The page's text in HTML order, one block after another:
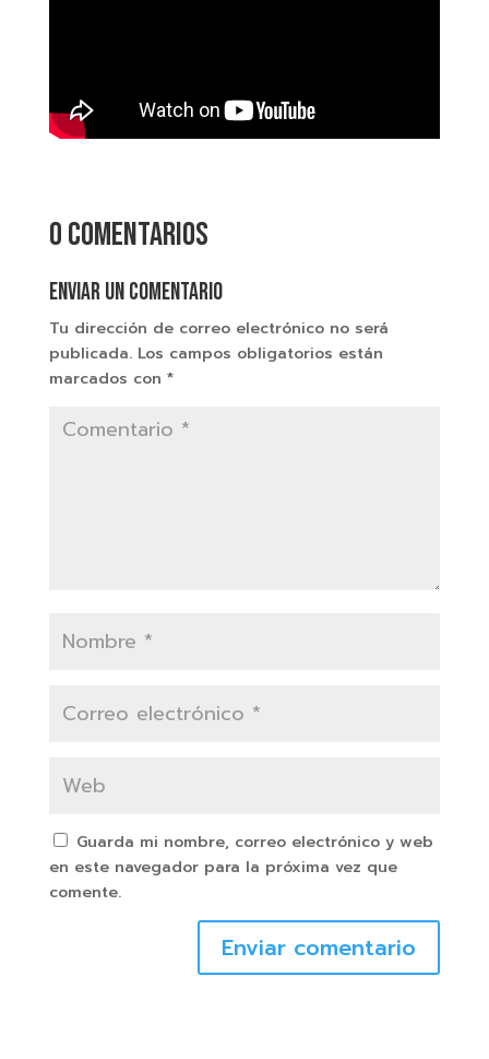
0 comentarios
Enviar un comentario
Tu dirección de correo electrónico no será
publicada. Los campos obligatorios están
marcados con *
Guarda mi nombre, correo electrónico y web
en este navegador para la próxima vez que
comente.
Enviar comentario